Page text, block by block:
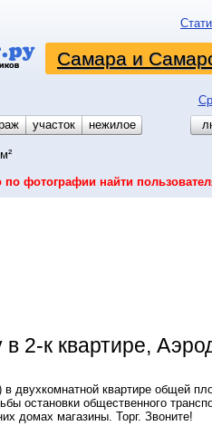
Самара и
участок нежилое
м²
по фотографии найти
2-к квартире,
в двухкомнатной квартире общей
остановки общественного
домах магазины. Торг. Звоните!